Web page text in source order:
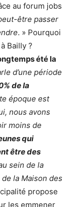
au forum jobs
être passer
. » Pourquoi
Bailly ?
été la
d’une période
de la
époque est
nous avons
moins de
qui
être des
sein de la
la Maison des
propose
les emmener